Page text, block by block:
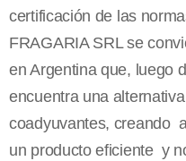
certificación de las
FRAGARIA SRL se
en Argentina que, luego
encuentra una
coadyuvantes, creando
un producto eficiente y